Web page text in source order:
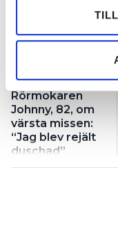
Dessa kan i sin tur
samlat in när du har
Rörmokaren
Johnny, 82, om
värsta missen:
“Jag blev rejält
duschad”